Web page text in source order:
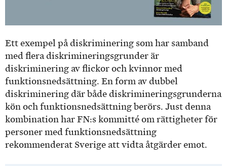
Ett exempel på diskriminering som har samband
med flera diskrimineringsgrunder är
diskriminering av flickor och kvinnor med
funktionsnedsättning. En form av dubbel
diskriminering där både diskrimineringsgrunderna
kön och funktionsnedsättning berörs. Just denna
kombination har FN:s kommitté om rättigheter för
personer med funktionsnedsättning
rekommenderat Sverige att vidta åtgärder emot.